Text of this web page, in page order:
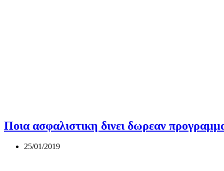
Ποια ασφαλιστικη δινει δωρεαν
25/01/2019